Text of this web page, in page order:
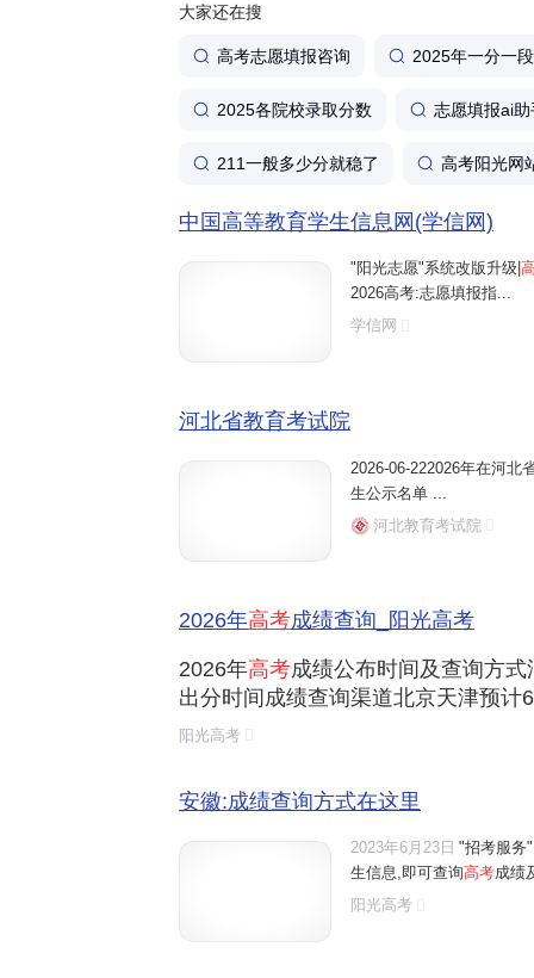
大家还在搜
高考志愿填报咨询 2025年一分一
2025各院校录取分数 志愿填报ai助
211一般多少分就稳了 高考阳光网
中国高等教育学生信息网(学信网)
"阳光志愿"系统改版升级|
2026高考:志愿填报指...
学信网
河北省教育考试院
2026-06-222026年在河北
生公示名单 ...
河北教育考试院
2026年高考成绩查询_阳光高考
2026年高考成绩公布时间及查询方式
出分时间成绩查询渠道北京天津预计
蒙古6月24日辽宁6月下旬
阳光高考
安徽:成绩查询方式在这里
2023年6月23日 "招考服务
生信息,即可查询高考成绩
阳光高考